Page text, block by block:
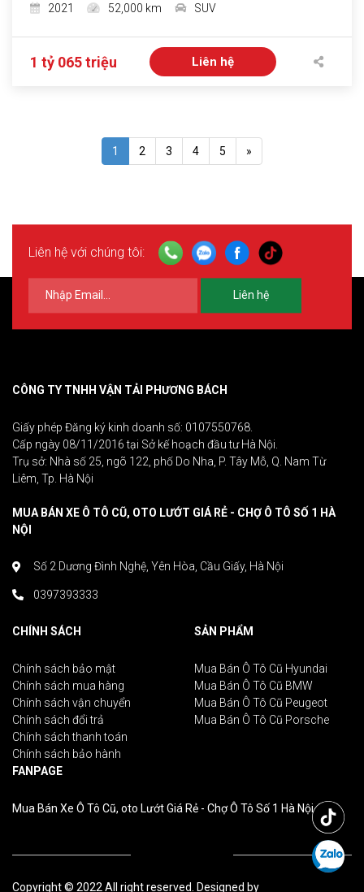
2021
52,000 km SUV
1 tỷ 065 triệu Liên hệ
1 2 3 4 5 »
Liên hệ với chúng tôi:
Liên hệ
CÔNG TY TNHH VẬN TẢI PHƯƠNG BÁCH
Giấy phép Đăng ký kinh doanh số: 0107550768.
Cấp ngày 08/11/2016 tại Sở kế hoạch đầu tư Hà Nội.
Trụ sở: Nhà số 25, ngõ 122, phố Do Nha, P. Tây Mỗ, Q. Nam Từ
Liêm, Tp. Hà Nội
MUA BÁN XE Ô TÔ CŨ, OTO LƯỚT GIÁ RẺ - CHỢ Ô TÔ SỐ 1 HÀ
NỘI
Số 2 Dương Đình Nghệ, Yên Hòa, Cầu Giấy, Hà Nội
0397393333
CHÍNH SÁCH
Chính sách bảo mật
Chính sách mua hàng
Chính sách vận chuyển
Chính sách đổi trả
Chính sách thanh toán
Chính sách bảo hành
SẢN PHẨM
Mua Bán Ô Tô Cũ Hyundai
Mua Bán Ô Tô Cũ BMW
Mua Bán Ô Tô Cũ Peugeot
Mua Bán Ô Tô Cũ Porsche
FANPAGE
Mua Bán Xe Ô Tô Cũ, oto Lướt Giá Rẻ - Chợ Ô Tô Số 1 Hà Nội
Copyright © 2022 All right reserved. Designed by